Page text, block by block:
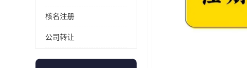
核名注册
公司转让